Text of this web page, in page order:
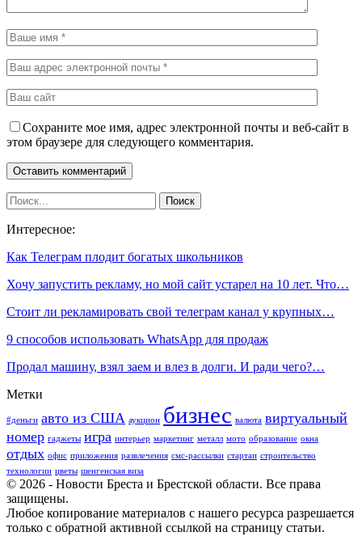
Сохраните мое имя, адрес электронной почты и веб-сайт в
этом браузере для следующего комментария.
Интересное:
Как Телеграм плодит богатых школьников
Хочу запустить рекламу, но мой сайт устарел на 10 лет. Что…
Стоит ли рекламировать свой телеграм канал у крупных…
9 способов использовать WhatsApp для продаж
Продал машину, взял заем и влез в долги. И ради чего?…
Метки
#деньги авто из США аукцион бизнес валюта виртуальный
номер гаджеты игра интерьер маркетинг металл мото образование окна
отдых офис приложения развлечения смс-рассылки стартап строительство
технологии цветы шенгенская виза
© 2026 - Новости Бреста и Брестской области. Все права
защищены.
Любое копирование материалов с нашего ресурса разрешается
только с обратной активной ссылкой на страницу статьи.